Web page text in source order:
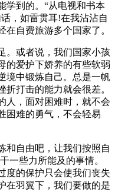
学到的。“从电视和书本
，如雷贯耳!在我沾沾自
自费旅游多个国家了。
。或者说，我们国家小孩
的爱护下娇养的有些软弱
境中锻炼自己。总是一帆
折打击的能力就会很差。
人，面对困难时，就不会
困难的勇气，不会轻易
和自由吧，让我们按照自
一些力所能及的事情。
度的保护只会使我们丧失
在羽翼下，我们要做的是